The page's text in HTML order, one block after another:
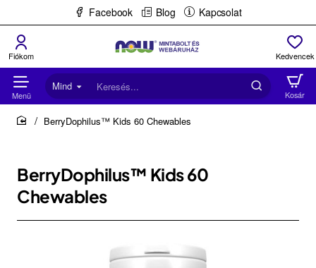
Facebook Blog Kapcsolat
Mind
Keresés...
BerryDophilus™ Kids 60 Chewables
BerryDophilus™ Kids 60
Chewables